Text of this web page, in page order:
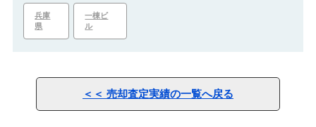
兵庫
県
一棟ビ
ル
＜＜ 売却査定実績の一覧へ戻る